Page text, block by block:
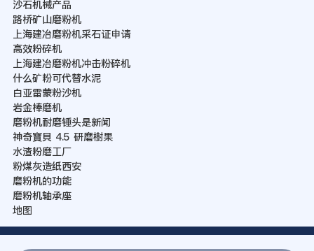
沙石机械产品
路桥矿山磨粉机
上海建冶磨粉机采石证申请
高效粉碎机
上海建冶磨粉机冲击粉碎机
什么矿粉可代替水泥
白亚雷蒙粉沙机
岩金棒磨机
磨粉机耐磨锤头是新闻
神奇寶貝 4.5 研磨樹果
水渣粉磨工厂
粉煤灰造纸西安
磨粉机的功能
磨粉机轴承座
地图